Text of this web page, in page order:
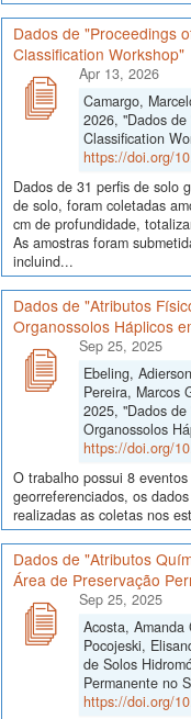
Dados de "Proceedings
Classification Workshop"
Apr 13, 2026
Camargo,
2026, "Dados
Classification
https://doi.org/
Dados de 31 perfis de solo
de solo, foram coletadas
cm de profundidade,
As amostras foram
incluind...
Dados de "Atributos
Organossolos Háplicos
Sep 25, 2025
Ebeling,
Pereira, Marcos
2025, "Dados
Organossolos
https://doi.org/
O trabalho possui 8
georreferenciados, os
realizadas as coletas nos
Dados de "Atributos
Área de Preservação
Sep 25, 2025
Acosta,
Pocojeski,
de Solos
Permanente no
https://doi.org/